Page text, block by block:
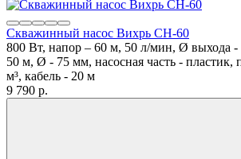
Скважинный насос Вихрь СН-60
800 Вт, напор – 60 м, 50 л/мин, Ø выхода -
50 м, Ø - 75 мм, насосная часть - пластик,
м³, кабель - 20 м
9 790 p.